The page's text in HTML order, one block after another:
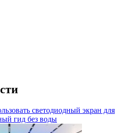
светодиодный экран для
гид без воды